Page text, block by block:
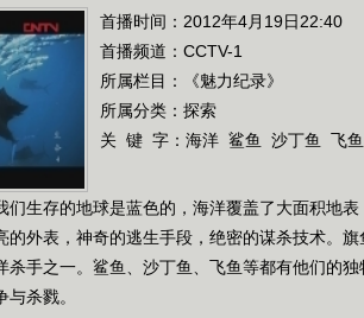
首播时间：2012年4月19日22:40
首播频道： CCTV-1
所属栏目：
《魅力纪录》
所属分类：探索
关 键 字： 海洋 鲨鱼 沙丁鱼 飞鱼
们生存的地球是蓝色的，海洋覆盖了大面积地
的外表，神奇的逃生手段，绝密的谋杀技术。
杀手之一。鲨鱼、沙丁鱼、飞鱼等都有他们的
杀戮。